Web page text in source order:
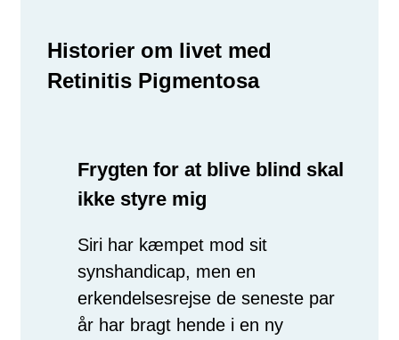
Historier om livet med
Retinitis Pigmentosa
Frygten for at blive blind skal
ikke styre mig
Siri har kæmpet mod sit
synshandicap, men en
erkendelsesrejse de seneste par
år har bragt hende i en ny